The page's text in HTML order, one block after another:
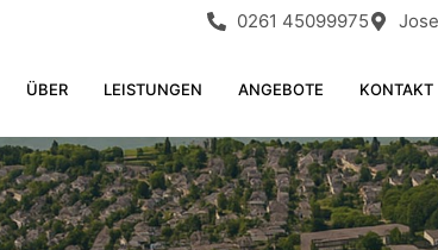
0261 45099975
ÜBER LEISTUNGEN ANGEBOTE KONTAKT